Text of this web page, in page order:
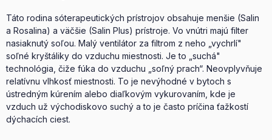
Táto rodina sóterapeutických prístrojov obsahuje menšie (Salin
a Rosalina) a väčšie (Salin Plus) prístroje. Vo vnútri majú filter
nasiaknutý soľou. Malý ventilátor za filtrom z neho „vychrlí"
soľné kryštáliky do vzduchu miestnosti. Je to „suchá"
technológia, čiže fúka do vzduchu „soľný prach“. Neovplyvňuje
relatívnu vlhkosť miestnosti. To je nevýhodné v bytoch s
ústredným kúrením alebo diaľkovým vykurovaním, kde je
vzduch už východiskovo suchý a to je často príčina ťažkostí
dýchacích ciest.